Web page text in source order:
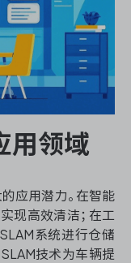
用领域
应用潜力。在智能
现高效清洁；在工
系统进行仓储
技术为车辆提